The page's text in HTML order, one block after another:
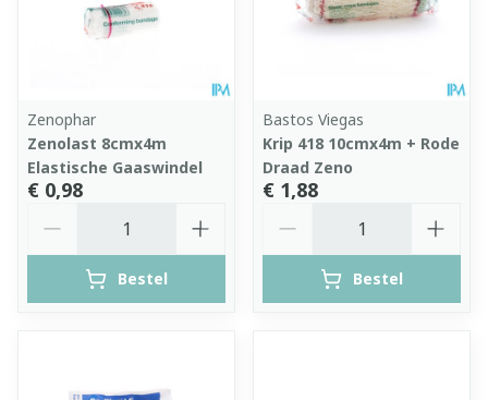
Zenophar
Zenolast 8cmx4m
Elastische Gaaswindel
€ 0,98
Bestel
Bastos Viegas
Krip 418 10cmx4m + Rode
Draad Zeno
€ 1,88
Bestel